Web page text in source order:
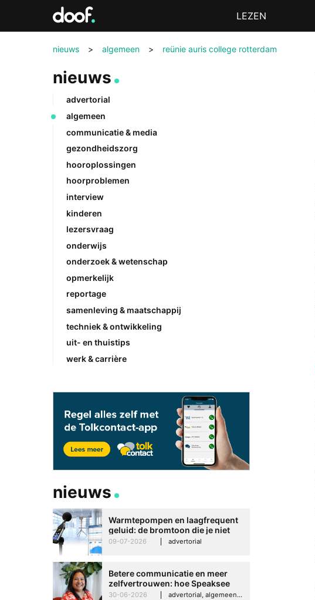
MenuLEZEN
nieuws > algemeen > reünie auris college rotterdam
nieuws
advertorial
algemeen
communicatie & media
gezondheidszorg
hooroplossingen
hoorproblemen
interview
kinderen
lezersvraag
onderwijs
onderzoek & wetenschap
opmerkelijk
reportage
samenleving & maatschappij
techniek & ontwikkeling
uit- en thuistips
werk & carrière
nieuws
Warmtepompen en laagfrequent
geluid: de bromtoon die je niet
kunt negeren
09-07-2026 advertorial
Betere communicatie en meer
zelfvertrouwen: hoe Speaksee
Imelda helpt om te groeien in
30-06-2026 advertorial, algemeen, hooroplossingen, interview
Doof.nl